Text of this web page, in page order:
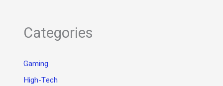
Categories
Gaming
High-Tech